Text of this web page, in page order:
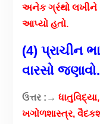
અનેક ગ્રંથો લખીને
આપ્યો હતો.
(4) પ્રાચીન
વારસો જણાવો.
ઉત્તર :→
ખગોળશાસ્ત્ર,